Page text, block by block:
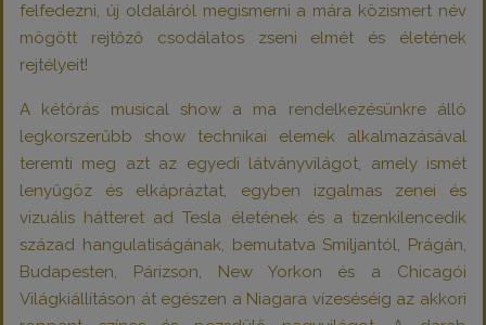
felfedezni, új oldaláról megismerni a mára közismert név
mögött rejtőző csodálatos zseni elmét és életének
rejtélyeit!
A kétórás musical show a ma rendelkezésünkre álló
legkorszerűbb show technikai elemek alkalmazásával
teremti meg azt az egyedi látványvilágot, amely ismét
lenyűgöz és elkápráztat, egyben izgalmas zenei és
vizuális hátteret ad Tesla életének és a tizenkilencedik
század hangulatiságának, bemutatva Smiljantól, Prágán,
Budapesten, Párizson, New Yorkon és a Chicagói
Világkiállításon át egészen a Niagara vízeséséig az akkori